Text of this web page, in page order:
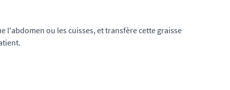
l'abdomen ou les cuisses, et transfère cette graisse